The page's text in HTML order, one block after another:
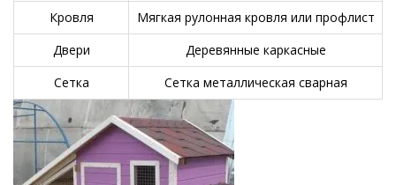
Кровля
Мягкая рулонная кровля или профлист
Двери
Деревянные каркасные
Сетка
Сетка металлическая сварная